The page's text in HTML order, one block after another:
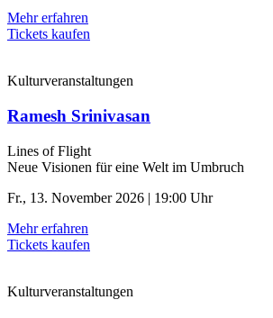
Mehr erfahren
Tickets kaufen
Kulturveranstaltungen
Ramesh Srinivasan
Lines of Flight
Neue Visionen für eine Welt im Umbruch
Fr., 13. November 2026 | 19:00 Uhr
Mehr erfahren
Tickets kaufen
Kulturveranstaltungen